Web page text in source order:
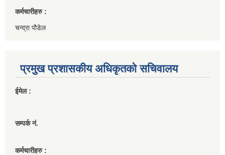
कर्मचारीहरु :
चन्द्रा पौडेल
प्रमुख प्रशासकीय अधिकृतको सचिवालय
ईमेल :
सम्पर्क नं.
कर्मचारीहरु :